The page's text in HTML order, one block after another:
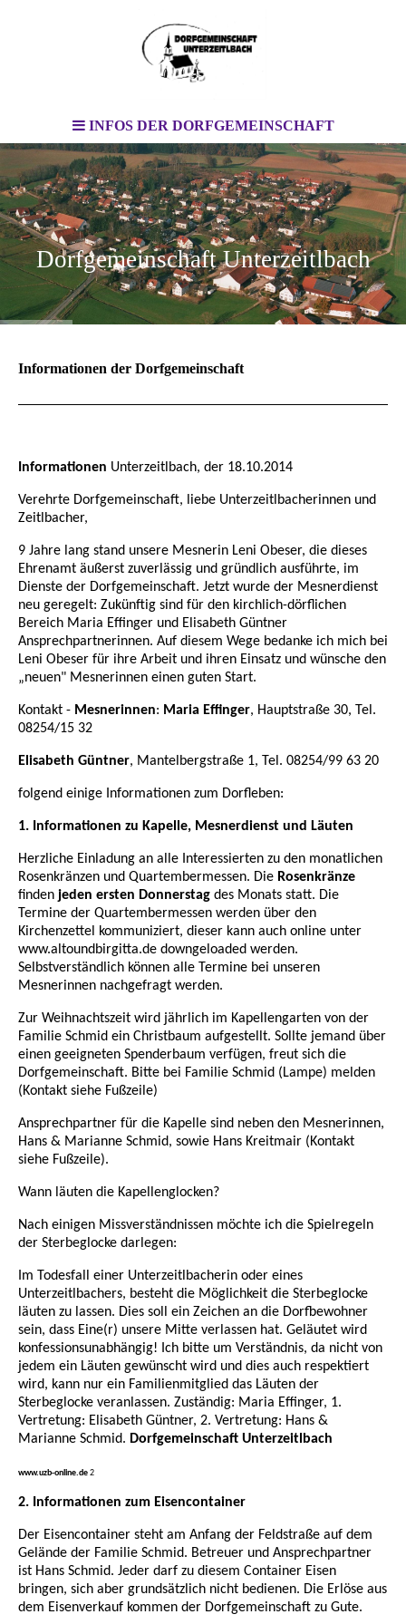
INFOS DER DORFGEMEINSCHAFT
Dorfgemeinschaft Unterzeitlbach
Informationen der Dorfgemeinschaft
Informationen Unterzeitlbach, der 18.10.2014
Verehrte Dorfgemeinschaft, liebe Unterzeitlbacherinnen und
Zeitlbacher,
9 Jahre lang stand unsere Mesnerin Leni Obeser, die dieses
Ehrenamt äußerst zuverlässig und gründlich ausführte, im
Dienste der Dorfgemeinschaft. Jetzt wurde der Mesnerdienst
neu geregelt: Zukünftig sind für den kirchlich-dörflichen
Bereich Maria Effinger und Elisabeth Güntner
Ansprechpartnerinnen. Auf diesem Wege bedanke ich mich bei
Leni Obeser für ihre Arbeit und ihren Einsatz und wünsche den
„neuen" Mesnerinnen einen guten Start.
Kontakt - Mesnerinnen: Maria Effinger, Hauptstraße 30, Tel.
08254/15 32
Elisabeth Güntner, Mantelbergstraße 1, Tel. 08254/99 63 20
folgend einige Informationen zum Dorfleben:
1. Informationen zu Kapelle, Mesnerdienst und Läuten
Herzliche Einladung an alle Interessierten zu den monatlichen
Rosenkränzen und Quartembermessen. Die Rosenkränze
finden jeden ersten Donnerstag des Monats statt. Die
Termine der Quartembermessen werden über den
Kirchenzettel kommuniziert, dieser kann auch online unter
www.altoundbirgitta.de downgeloaded werden.
Selbstverständlich können alle Termine bei unseren
Mesnerinnen nachgefragt werden.
Zur Weihnachtszeit wird jährlich im Kapellengarten von der
Familie Schmid ein Christbaum aufgestellt. Sollte jemand über
einen geeigneten Spenderbaum verfügen, freut sich die
Dorfgemeinschaft. Bitte bei Familie Schmid (Lampe) melden
(Kontakt siehe Fußzeile)
Ansprechpartner für die Kapelle sind neben den Mesnerinnen,
Hans & Marianne Schmid, sowie Hans Kreitmair (Kontakt
siehe Fußzeile).
Wann läuten die Kapellenglocken?
Nach einigen Missverständnissen möchte ich die Spielregeln
der Sterbeglocke darlegen:
Im Todesfall einer Unterzeitlbacherin oder eines
Unterzeitlbachers, besteht die Möglichkeit die Sterbeglocke
läuten zu lassen. Dies soll ein Zeichen an die Dorfbewohner
sein, dass Eine(r) unsere Mitte verlassen hat. Geläutet wird
konfessionsunabhängig! Ich bitte um Verständnis, da nicht von
jedem ein Läuten gewünscht wird und dies auch respektiert
wird, kann nur ein Familienmitglied das Läuten der
Sterbeglocke veranlassen. Zuständig: Maria Effinger, 1.
Vertretung: Elisabeth Güntner, 2. Vertretung: Hans &
Marianne Schmid. Dorfgemeinschaft Unterzeitlbach
www.uzb-online.de2
2. Informationen zum Eisencontainer
Der Eisencontainer steht am Anfang der Feldstraße auf dem
Gelände der Familie Schmid. Betreuer und Ansprechpartner
ist Hans Schmid. Jeder darf zu diesem Container Eisen
bringen, sich aber grundsätzlich nicht bedienen. Die Erlöse aus
dem Eisenverkauf kommen der Dorfgemeinschaft zu Gute.